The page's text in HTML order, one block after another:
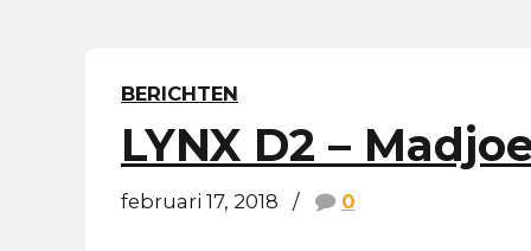
BERICHTEN
LYNX D2 –
februari 17, 2018 0